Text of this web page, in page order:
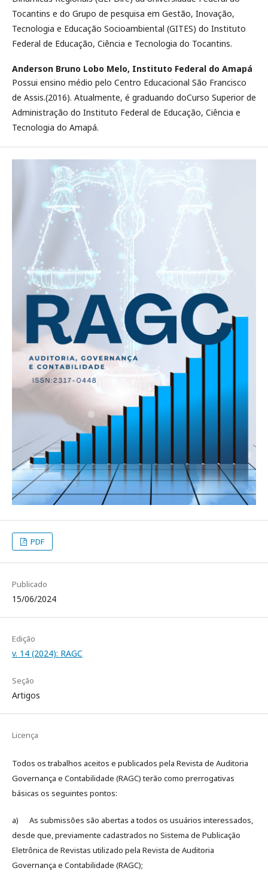
Tocantins e do Grupo de pesquisa em Gestão, Inovação,
Tecnologia e Educação Socioambiental (GITES) do Instituto
Federal de Educação, Ciência e Tecnologia do Tocantins.
Anderson Bruno Lobo Melo, Instituto Federal do Amapá
Possui ensino médio pelo Centro Educacional São Francisco
de Assis.(2016). Atualmente, é graduando doCurso Superior de
Administração do Instituto Federal de Educação, Ciência e
Tecnologia do Amapá.
PDF
Publicado
15/06/2024
Edição
v. 14 (2024): RAGC
Seção
Artigos
Licença
Todos os trabalhos aceitos e publicados pela Revista de Auditoria
Governança e Contabilidade (RAGC) terão como prerrogativas
básicas os seguintes pontos:
a) As submissões são abertas a todos os usuários interessados,
desde que, previamente cadastrados no Sistema de Publicação
Eletrônica de Revistas utilizado pela Revista de Auditoria
Governança e Contabilidade (RAGC);